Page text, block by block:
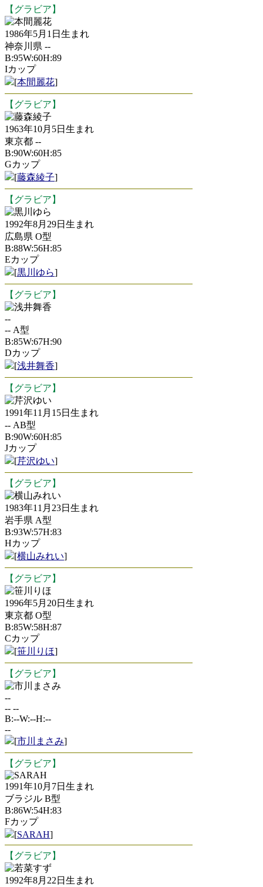
【グラビア】
本間麗花
1986年5月1日生まれ
神奈川県 --
B:95W:60H:89
Iカップ
[本間麗花]
【グラビア】
藤森綾子
1963年10月5日生まれ
東京都 --
B:90W:60H:85
Gカップ
[藤森綾子]
【グラビア】
黒川ゆら
1992年8月29日生まれ
広島県 O型
B:88W:56H:85
Eカップ
[黒川ゆら]
【グラビア】
浅井舞香
--
-- A型
B:85W:67H:90
Dカップ
[浅井舞香]
【グラビア】
芹沢ゆい
1991年11月15日生まれ
-- AB型
B:90W:60H:85
Jカップ
[芹沢ゆい]
【グラビア】
横山みれい
1983年11月23日生まれ
岩手県 A型
B:93W:57H:83
Hカップ
[横山みれい]
【グラビア】
笹川りほ
1996年5月20日生まれ
東京都 O型
B:85W:58H:87
Cカップ
[笹川りほ]
【グラビア】
市川まさみ
--
-- --
B:--W:--H:--
--
[市川まさみ]
【グラビア】
SARAH
1991年10月7日生まれ
ブラジル B型
B:86W:54H:83
Fカップ
[SARAH]
【グラビア】
若菜すず
1992年8月22日生まれ